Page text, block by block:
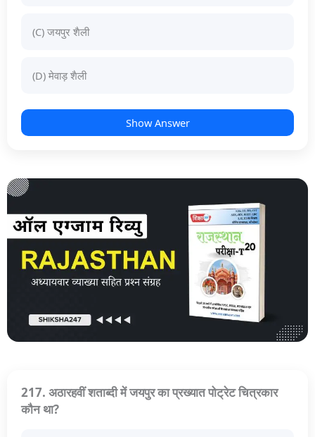
(C) जयपुर शैली
(D) मेवाड़ शैली
Show Answer
217. अठारहवीं शताब्दी में जयपुर का प्रख्यात पोट्रेट चित्रकार
कौन था?